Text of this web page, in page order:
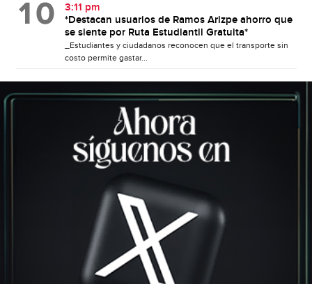
3:11 pm
*Destacan usuarios de Ramos Arizpe ahorro que
se siente por Ruta Estudiantil Gratuita*
_Estudiantes y ciudadanos reconocen que el transporte sin
costo permite gastar...